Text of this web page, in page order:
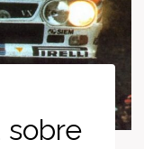
sobre